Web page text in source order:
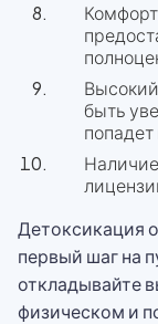
быть
Детоксикация
первый шаг на
откладывайте
физическом и